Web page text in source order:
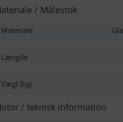
/ Målestok
Materiale
Længde
Vægt (kg)
/ teknisk information